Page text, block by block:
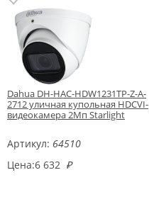
Dahua DH-HAC-HDW1231TP-Z-A-
2712 уличная купольная HDCVI-
видеокамера 2Mп Starlight
Артикул: 64510
Цена:6 632 ₽